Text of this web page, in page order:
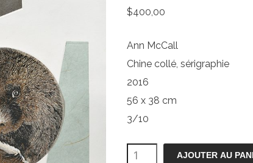
$400,00
Ann McCall
Chine collé, sérigraphie
2016
56 x 38 cm
3/10
quantité
AJOUTER AU